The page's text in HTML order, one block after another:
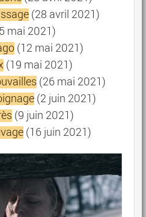
(28 avril 2021)
mai 2021)
(12 mai 2021)
(19 mai 2021)
(26 mai 2021)
(2 juin 2021)
(9 juin 2021)
(16 juin 2021)